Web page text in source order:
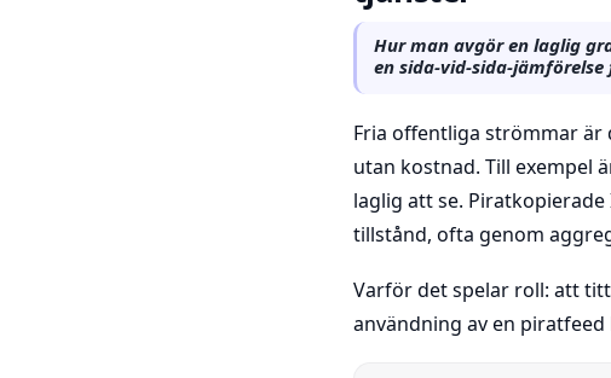
Hur man avgör en laglig
en sida-vid-sida-
Fria offentliga strömmar
utan kostnad. Till exempel
laglig att se.
tillstånd, ofta genom
Varför det spelar roll: att
användning av en